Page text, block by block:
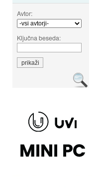
Avtor:
Ključna beseda: